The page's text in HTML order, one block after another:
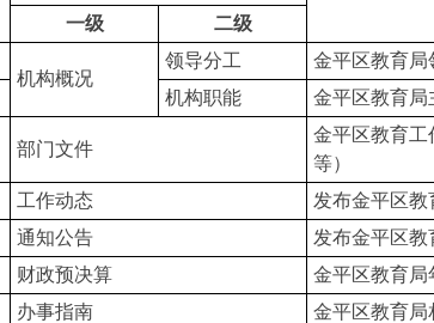
一级
二级
机构概况
领导分工 金平区教育局
机构职能 金平区教育局
部门文件
金平区教育工
等）
工作动态 发布金平区教
通知公告 发布金平区
财政预决算 金平区教育局
办事指南 金平区教育局